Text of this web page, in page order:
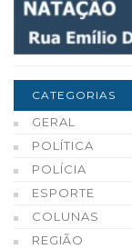
CATEGORIAS
GERAL
POLÍTICA
POLÍCIA
ESPORTE
COLUNAS
REGIÃO